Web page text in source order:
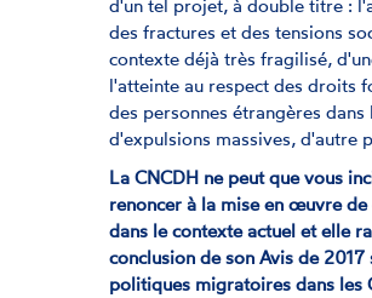
d'un tel projet, à double titre :
des fractures et des tensions
contexte déjà très fragilisé,
l'atteinte au respect des droits
des personnes étrangères dans
d'expulsions massives, d'autre
La CNCDH ne peut que vous
renoncer à la mise en œuvre
dans le contexte actuel et elle
conclusion de son Avis de 2017
politiques migratoires dans les